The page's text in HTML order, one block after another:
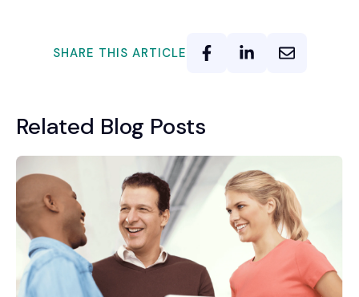
SHARE THIS ARTICLE
Related Blog Posts